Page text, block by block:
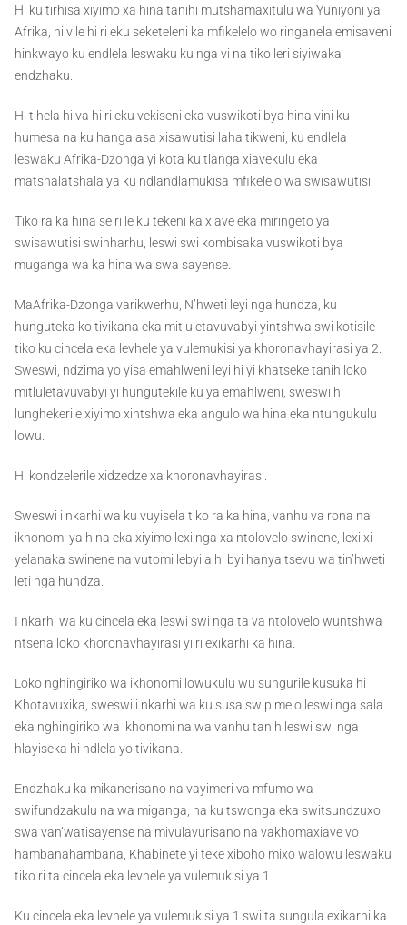
Hi ku tirhisa xiyimo xa hina tanihi mutshamaxitulu wa Yuniyoni ya
Afrika, hi vile hi ri eku seketeleni ka mfikelelo wo ringanela emisaveni
hinkwayo ku endlela leswaku ku nga vi na tiko leri siyiwaka
endzhaku.
Hi tlhela hi va hi ri eku vekiseni eka vuswikoti bya hina vini ku
humesa na ku hangalasa xisawutisi laha tikweni, ku endlela
leswaku Afrika-Dzonga yi kota ku tlanga xiavekulu eka
matshalatshala ya ku ndlandlamukisa mfikelelo wa swisawutisi.
Tiko ra ka hina se ri le ku tekeni ka xiave eka miringeto ya
swisawutisi swinharhu, leswi swi kombisaka vuswikoti bya
muganga wa ka hina wa swa sayense.
MaAfrika-Dzonga varikwerhu, N’hweti leyi nga hundza, ku
hunguteka ko tivikana eka mitluletavuvabyi yintshwa swi kotisile
tiko ku cincela eka levhele ya vulemukisi ya khoronavhayirasi ya 2.
Sweswi, ndzima yo yisa emahlweni leyi hi yi khatseke tanihiloko
mitluletavuvabyi yi hungutekile ku ya emahlweni, sweswi hi
lunghekerile xiyimo xintshwa eka angulo wa hina eka ntungukulu
lowu.
Hi kondzelerile xidzedze xa khoronavhayirasi.
Sweswi i nkarhi wa ku vuyisela tiko ra ka hina, vanhu va rona na
ikhonomi ya hina eka xiyimo lexi nga xa ntolovelo swinene, lexi xi
yelanaka swinene na vutomi lebyi a hi byi hanya tsevu wa tin’hweti
leti nga hundza.
I nkarhi wa ku cincela eka leswi swi nga ta va ntolovelo wuntshwa
ntsena loko khoronavhayirasi yi ri exikarhi ka hina.
Loko nghingiriko wa ikhonomi lowukulu wu sungurile kusuka hi
Khotavuxika, sweswi i nkarhi wa ku susa swipimelo leswi nga sala
eka nghingiriko wa ikhonomi na wa vanhu tanihileswi swi nga
hlayiseka hi ndlela yo tivikana.
Endzhaku ka mikanerisano na vayimeri va mfumo wa
swifundzakulu na wa miganga, na ku tswonga eka switsundzuxo
swa van’watisayense na mivulavurisano na vakhomaxiave vo
hambanahambana, Khabinete yi teke xiboho mixo walowu leswaku
tiko ri ta cincela eka levhele ya vulemukisi ya 1.
Ku cincela eka levhele ya vulemukisi ya 1 swi ta sungula exikarhi ka